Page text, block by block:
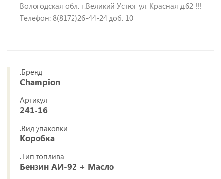
Вологодская обл. г.Великий Устюг ул. Красная д.62 !!!
Телефон: 8(8172)26-44-24 доб. 10
.Бренд
Champion
Артикул
241-16
.Вид упаковки
Коробка
.Тип топлива
Бензин АИ-92 + Масло